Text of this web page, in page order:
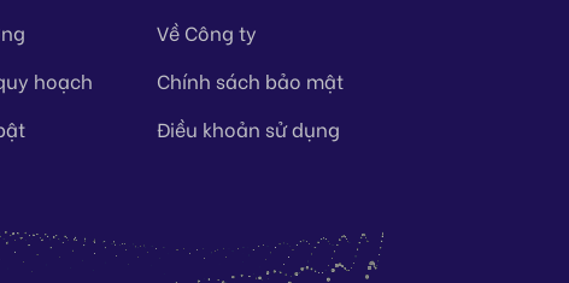
hoạch
Về Công ty
Chính sách bảo mật
Điều khoản sử dụng